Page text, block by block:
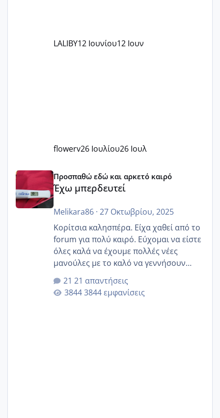
LALIBY12 Ιουνίου12 Ιουν
flowerv26 Ιουλίου26 Ιουλ
Έχω μπερδευτεί
Προσπαθώ εδώ και αρκετό καιρό
Έχω μπερδευτεί
Melikara86· 27 Οκτωβρίου, 2025
Κορίτσια καλησπέρα. Είχα χαθεί από το
forum για πολύ καιρό. Εύχομαι να είστε
όλες καλά να έχουμε πολλές νέες
μανούλες με το καλό να γεννήσουν
αυτές που ήδη περιμένουν. Να πάρουν
γερα μωράκια στην αγκαλίτσα τους
🙏🏼🙏🏼 Ας πάμε λοιπόν στο θέμα μου.
21 απαντήσεις
3844 εμφανίσεις